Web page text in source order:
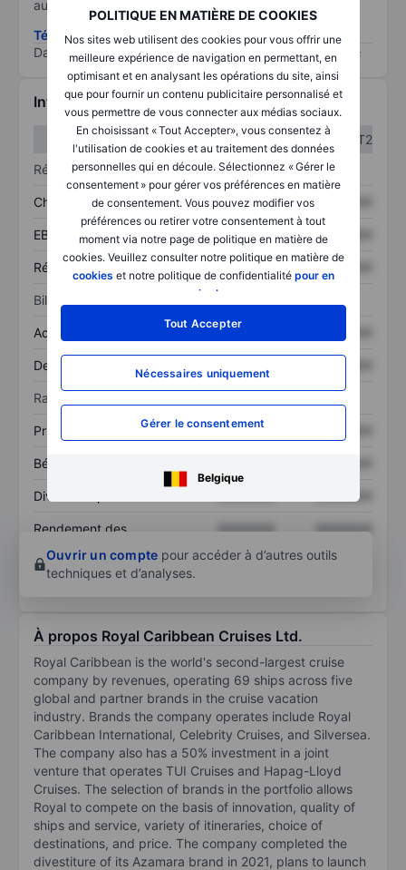
POLITIQUE EN MATIÈRE DE COOKIES
Nos sites web utilisent des cookies pour vous offrir une
meilleure expérience de navigation en permettant, en
optimisant et en analysant les opérations du site, ainsi
que pour fournir un contenu publicitaire personnalisé et
vous permettre de vous connecter aux médias sociaux.
En choisissant « Tout Accepter», vous consentez à
l'utilisation de cookies et au traitement des données
personnelles qui en découle. Sélectionnez « Gérer le
consentement » pour gérer vos préférences en matière
de consentement. Vous pouvez modifier vos
préférences ou retirer votre consentement à tout
moment via notre page de politique en matière de
cookies. Veuillez consulter notre politique en matière de
cookies et notre politique de confidentialité pour en
savoir plus
Tout Accepter
Nécessaires uniquement
Gérer le consentement
Belgique
au risque le plus élevé).
Télécharger la méthodologie ESG (en anglais)
Data provided by
/
Informations financières
T1
T2
Résultats
Chiffre d’affaires XXXXXXX
EBITDA XXXXXXX XXXXXXX
Résultat net XXXXXXX
Bilan
Actif total XXXXXXX
Dette totale
Ratios
Prix / ventes XXXXXXX
Bénéfice par action
Dividende par action XXXXXXX
Rendement des
XXXXXXX
XXXXXXX
Ouvrir un compte pour accéder à d’autres outils
techniques et d’analyses.
À propos Royal Caribbean Cruises Ltd.
Royal Caribbean is the world's second-largest cruise
company by revenues, operating 69 ships across five
global and partner brands in the cruise vacation
industry. Brands the company operates include Royal
Caribbean International, Celebrity Cruises, and Silversea.
The company also has a 50% investment in a joint
venture that operates TUI Cruises and Hapag-Lloyd
Cruises. The selection of brands in the portfolio allows
Royal to compete on the basis of innovation, quality of
ships and service, variety of itineraries, choice of
destinations, and price. The company completed the
divestiture of its Azamara brand in 2021, plans to launch